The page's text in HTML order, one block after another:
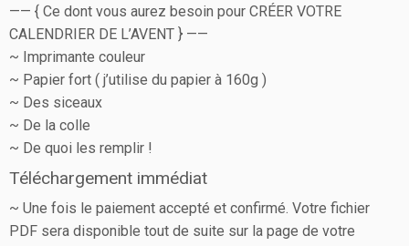
—— { Ce dont vous aurez besoin pour CRÉER VOTRE
CALENDRIER DE L’AVENT } ——
~ Imprimante couleur
~ Papier fort ( j’utilise du papier à 160g )
~ Des siceaux
~ De la colle
~ De quoi les remplir !
Téléchargement immédiat
~ Une fois le paiement accepté et confirmé. Votre fichier
PDF sera disponible tout de suite sur la page de votre